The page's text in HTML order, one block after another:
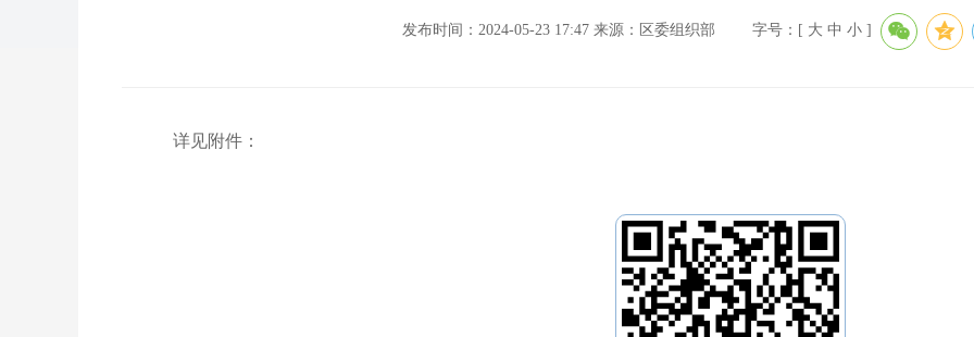
发布时间：2024-05-23 17:47 来源：区委组织部 字号：[ 大 中 小 ]
详见附件：